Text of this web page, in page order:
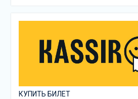
КУПИТЬ БИЛЕТ